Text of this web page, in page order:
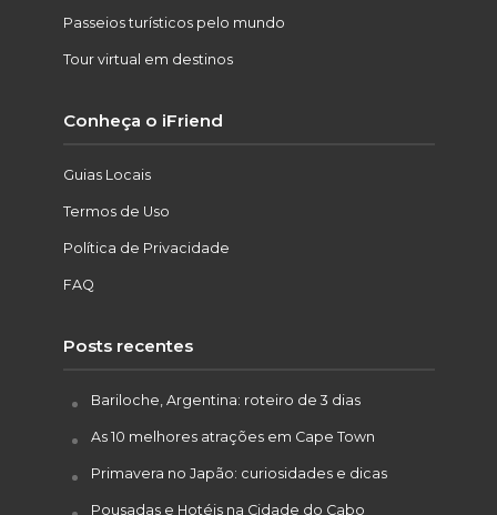
Passeios turísticos pelo mundo
Tour virtual em destinos
Conheça o iFriend
Guias Locais
Termos de Uso
Política de Privacidade
FAQ
Posts recentes
Bariloche, Argentina: roteiro de 3 dias
As 10 melhores atrações em Cape Town
Primavera no Japão: curiosidades e dicas
Pousadas e Hotéis na Cidade do Cabo